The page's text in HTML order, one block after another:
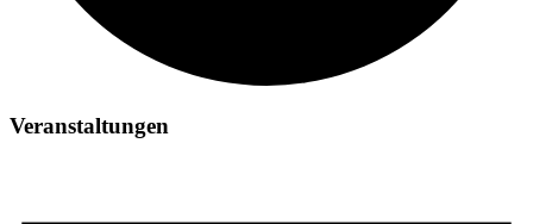
Veranstaltungen